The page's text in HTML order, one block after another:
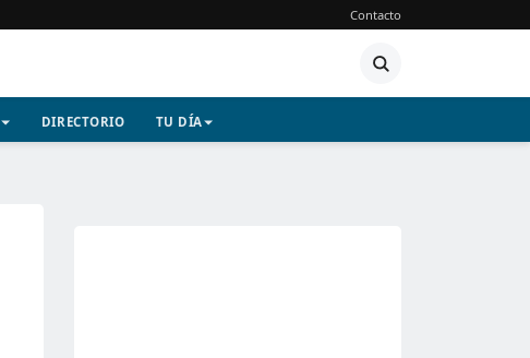
Contacto
DIRECTORIO TU DÍA